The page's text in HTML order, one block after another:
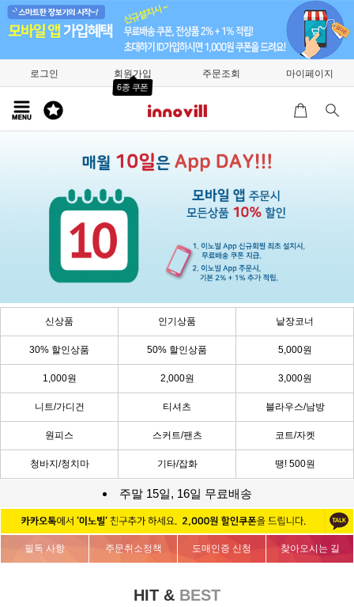
로그인 회원가입
6종 쿠폰
주문조회 마이페이지
신상품 인기상품 낱장코너
30% 할인상품 50% 할인상품 5,000원
1,000원 2,000원 3,000원
니트/가디건 티셔츠 블라우스/남방
원피스 스커트/팬츠 코트/자켓
청바지/청치마 기타/잡화 땡! 500원
주말 15일, 16일 무료배송
필독 사항 주문취소정책 도매인증 신청 찾아오시는 길
HIT & BEST